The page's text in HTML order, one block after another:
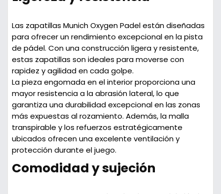
Las zapatillas Munich Oxygen Padel están diseñadas
para ofrecer un rendimiento excepcional en la pista
de pádel. Con una construcción ligera y resistente,
estas zapatillas son ideales para moverse con
rapidez y agilidad en cada golpe.
La pieza engomada en el interior proporciona una
mayor resistencia a la abrasión lateral, lo que
garantiza una durabilidad excepcional en las zonas
más expuestas al rozamiento. Además, la malla
transpirable y los refuerzos estratégicamente
ubicados ofrecen una excelente ventilación y
protección durante el juego.
Comodidad y sujeción